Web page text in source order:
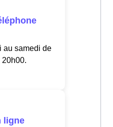
au samedi de
20h00.
ligne